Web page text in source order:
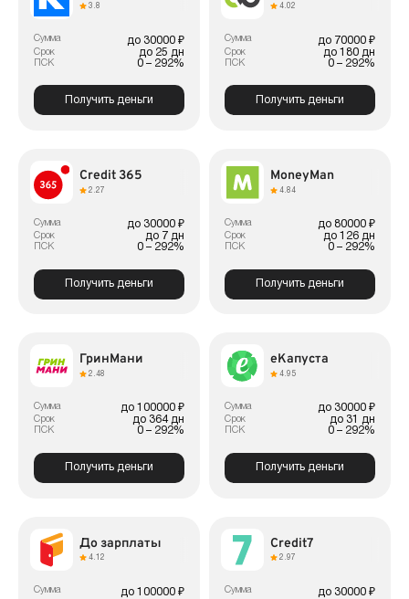
3.8
Сумма до 30000 ₽
Срок до 25 дн
ПСК 0 – 292%
Получить деньги
4.02
Сумма до 70000 ₽
Срок до 180 дн
ПСК 0 – 292%
Получить деньги
Credit 365
2.27
Сумма до 30000 ₽
Срок до 7 дн
ПСК 0 – 292%
Получить деньги
MoneyMan
4.84
Сумма до 80000 ₽
Срок до 126 дн
ПСК 0 – 292%
Получить деньги
ГринМани
2.48
Сумма до 100000 ₽
Срок до 364 дн
ПСК 0 – 292%
Получить деньги
еКапуста
4.95
Сумма до 30000 ₽
Срок до 31 дн
ПСК 0 – 292%
Получить деньги
До зарплаты
4.12
Сумма
до 100000 ₽
Credit7
2.97
Сумма
до 30000 ₽